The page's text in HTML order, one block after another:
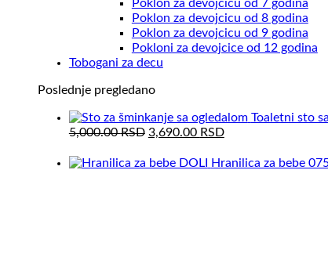
Poklon za devojcicu od 7 godina
Poklon za devojcicu od 8 godina
Poklon za devojcicu od 9 godina
Pokloni za devojcice od 12 godina
Tobogani za decu
Poslednje pregledano
Toaletni sto
5,000.00RSD Original
was:
3,690.00 RSDCurrent
is:
Hranilica za bebe